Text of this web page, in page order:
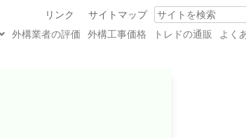
Search
サイトマップ
リンク
外構業者の評価 外構工事価格 トレドの通販 よく